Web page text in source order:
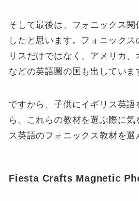
そして最後は、フォニックス関
したと思います。フォニック
リスだけではなく、アメリカ、
などの英語圏の国も出していま
ですから、子供にイギリス英語
ら、これらの教材を選ぶ際に気
ス英語のフォニックス教材を選
Fiesta Crafts Magnetic